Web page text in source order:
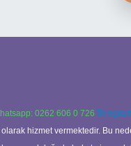
0262 606 0 726
hizmet vermektedir. Bu